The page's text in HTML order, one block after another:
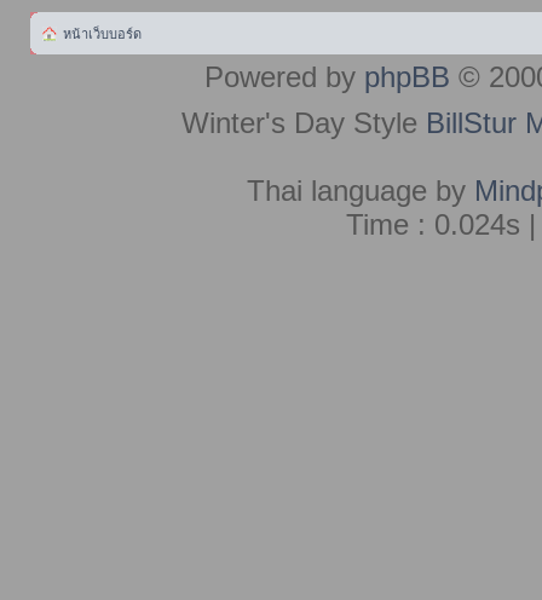
หน้าเว็บบอร์ด
Powered by phpBB ©
Winter's Day Style BillStur
Thai language by
Time : 0.024s